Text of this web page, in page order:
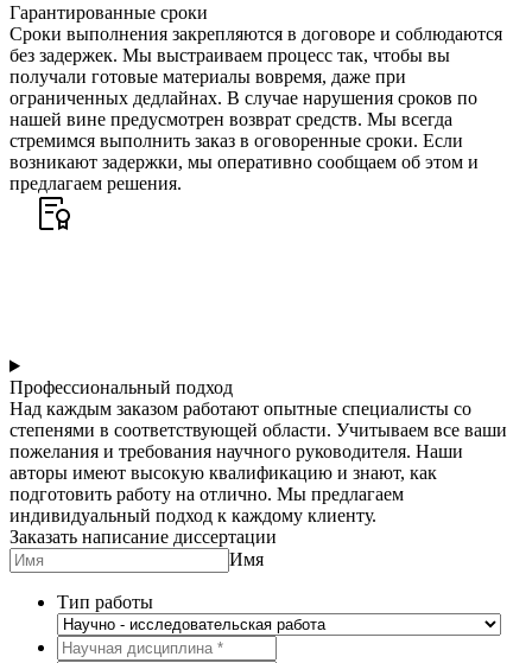
Гарантированные сроки
Сроки выполнения закрепляются в договоре и соблюдаются
без задержек. Мы выстраиваем процесс так, чтобы вы
получали готовые материалы вовремя, даже при
ограниченных дедлайнах. В случае нарушения сроков по
нашей вине предусмотрен возврат средств. Мы всегда
стремимся выполнить заказ в оговоренные сроки. Если
возникают задержки, мы оперативно сообщаем об этом и
предлагаем решения.
Профессиональный подход
Над каждым заказом работают опытные специалисты со
степенями в соответствующей области. Учитываем все ваши
пожелания и требования научного руководителя. Наши
авторы имеют высокую квалификацию и знают, как
подготовить работу на отлично. Мы предлагаем
индивидуальный подход к каждому клиенту.
Заказать написание диссертации
Имя
Тип работы